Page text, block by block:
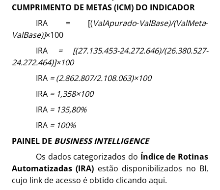
CUMPRIMENTO DE METAS (ICM) DO INDICADOR
IRA = [(ValApurado-ValBase)/(ValMeta-
ValBase)]×100
IRA = [(27.135.453-24.272.646)/(26.380.527-
24.272.464)]×100
IRA = (2.862.807/2.108.063)×100
IRA = 1,358×100
IRA = 135,80%
IRA = 100%
PAINEL DE BUSINESS INTELLIGENCE
Os dados categorizados do Índice de Rotinas
Automatizadas (IRA) estão disponibilizados no BI,
cujo link de acesso é obtido clicando aqui.